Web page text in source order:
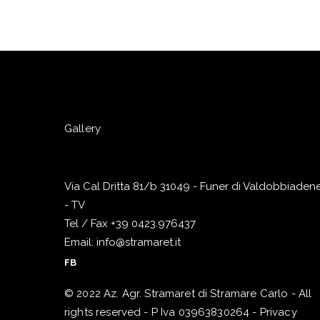
Gallery
Via Cal Dritta 81/b 31049 - Funer di
- TV
Tel / Fax +39 0423.976437
Email: info@stramaret.it
FB
© 2022 Az. Agr. Stramaret di Stramare Carlo - All
rights reserved - P Iva 03963830264 - Privacy